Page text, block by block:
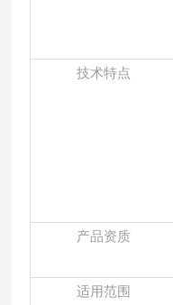
技术特点
产品资质
适用范围